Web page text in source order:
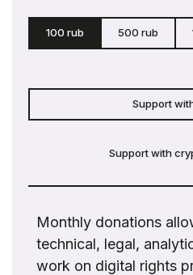
100 rub 500 rub
Support
Support with
Monthly donations
technical, legal,
work on digital rights